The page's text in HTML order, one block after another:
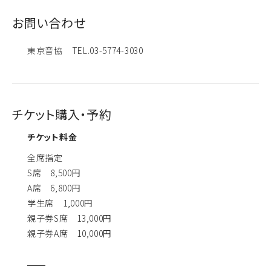
お問い合わせ
東京音協 TEL.03-5774-3030
チケット購入・予約
チケット料金
全席指定
S席 8,500円
A席 6,800円
学生席 1,000円
親子券S席 13,000円
親子券A席 10,000円